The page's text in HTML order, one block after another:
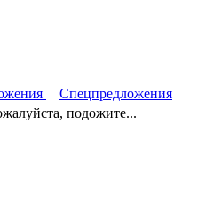
Спецпредложения
подожите...